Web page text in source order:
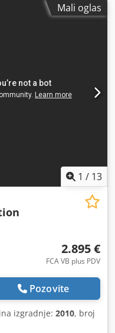
Mali oglas
1 / 13
2.895 €
FCA VB plus PDV
Pozovite
izgradnje: 2010, broj